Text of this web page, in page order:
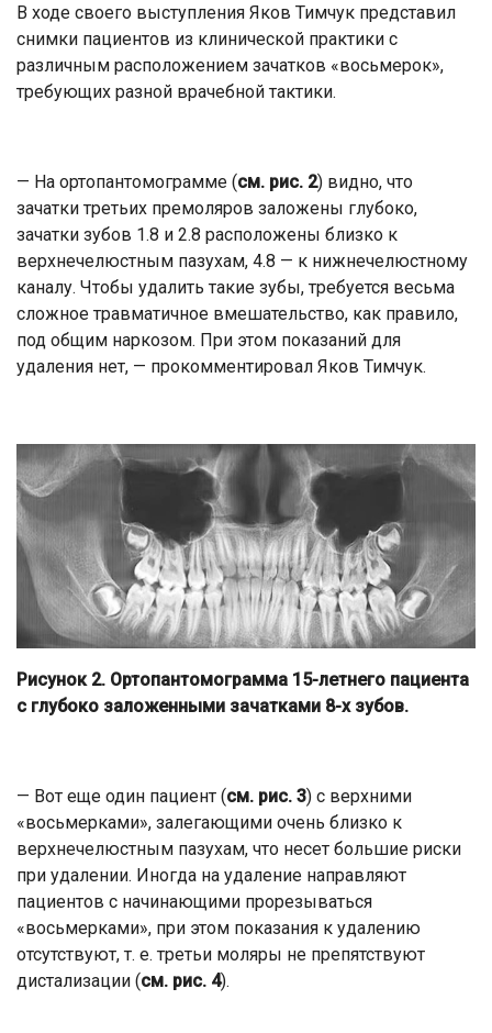
В ходе своего выступления Яков Тимчук представил
снимки пациентов из клинической практики с
различным расположением зачатков «восьмерок»,
требующих разной врачебной тактики.
— На ортопантомограмме (см. рис. 2) видно, что
зачатки третьих премоляров заложены глубоко,
зачатки зубов 1.8 и 2.8 расположены близко к
верхнечелюстным пазухам, 4.8 — к нижнечелюстному
каналу. Чтобы удалить такие зубы, требуется весьма
сложное травматичное вмешательство, как правило,
под общим наркозом. При этом показаний для
удаления нет, — прокомментировал Яков Тимчук.
Рисунок 2. Ортопантомограмма 15-летнего пациента
с глубоко заложенными зачатками 8-х зубов.
— Вот еще один пациент (см. рис. 3) с верхними
«восьмерками», залегающими очень близко к
верхнечелюстным пазухам, что несет большие риски
при удалении. Иногда на удаление направляют
пациентов с начинающими прорезываться
«восьмерками», при этом показания к удалению
отсутствуют, т. е. третьи моляры не препятствуют
дистализации (см. рис. 4).